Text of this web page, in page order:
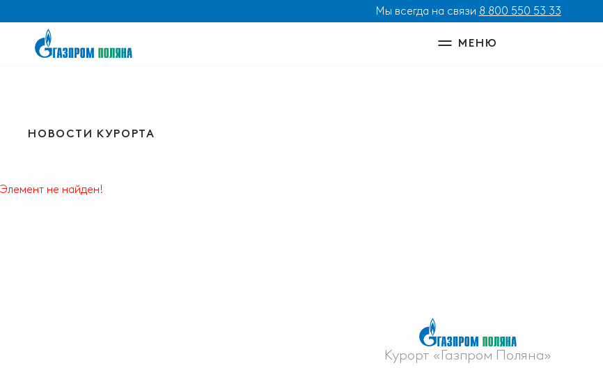
Мы всегда на связи 8 800 550 53 33
МЕНЮ
НОВОСТИ КУРОРТА
Элемент не найден!
Курорт «Газпром Поляна»